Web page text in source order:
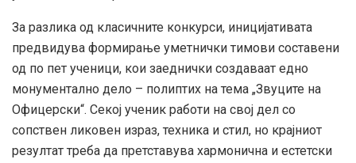
За разлика од класичните конкурси, иницијативата
предвидува формирање уметнички тимови составени
од по пет ученици, кои заеднички создаваат едно
монументално дело – полиптих на тема „Звуците на
Офицерски“. Секој ученик работи на свој дел со
сопствен ликовен израз, техника и стил, но крајниот
резултат треба да претставува хармонична и естетски